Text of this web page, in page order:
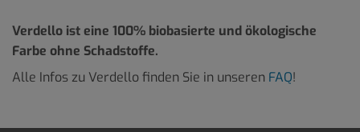
Verdello ist eine 100% biobasierte und ökologische
Farbe ohne Schadstoffe.
Alle Infos zu Verdello finden Sie in unseren FAQ!